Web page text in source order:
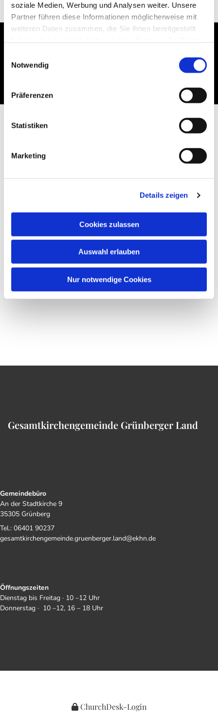
soziale Medien, Werbung und Analysen weiter. Unsere
Partner führen diese Informationen möglicherweise mit
weiteren Daten zusammen, die Sie ihnen bereitgestellt
Notwendig
Präferenzen
Statistiken
Marketing
Details zeigen
Cookies zulassen
Auswahl erlauben
Nur notwendige Cookies
Gesamtkirchengemeinde Grünberger Land
Gemeindebüro
An der Stadtkirche 9
35305 Grünberg
Tel.: 06401 90237
gesamtkirchengemeinde.gruenberger.land@ekhn.de
Öffnungszeiten
Dienstag bis Freitag · 10 –12 Uhr
Donnerstag · 10 –12, 16 – 18 Uhr
ChurchDesk-Login